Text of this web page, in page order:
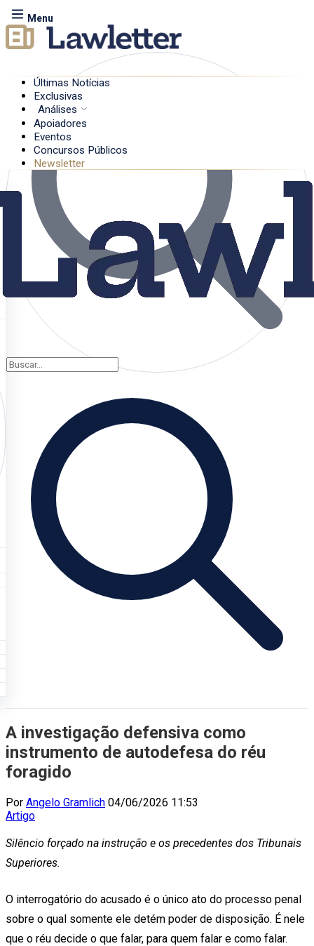
Menu
Últimas Notícias
Exclusivas
Análises
Apoiadores
Eventos
Concursos Públicos
Newsletter
A investigação defensiva como
instrumento de autodefesa do réu
foragido
Por Angelo Gramlich 04/06/2026 11:53
Artigo
Silêncio forçado na instrução e os precedentes dos Tribunais
Superiores.
O interrogatório do acusado é o único ato do processo penal
sobre o qual somente ele detém poder de disposição. É nele
que o réu decide o que falar, para quem falar e como falar.